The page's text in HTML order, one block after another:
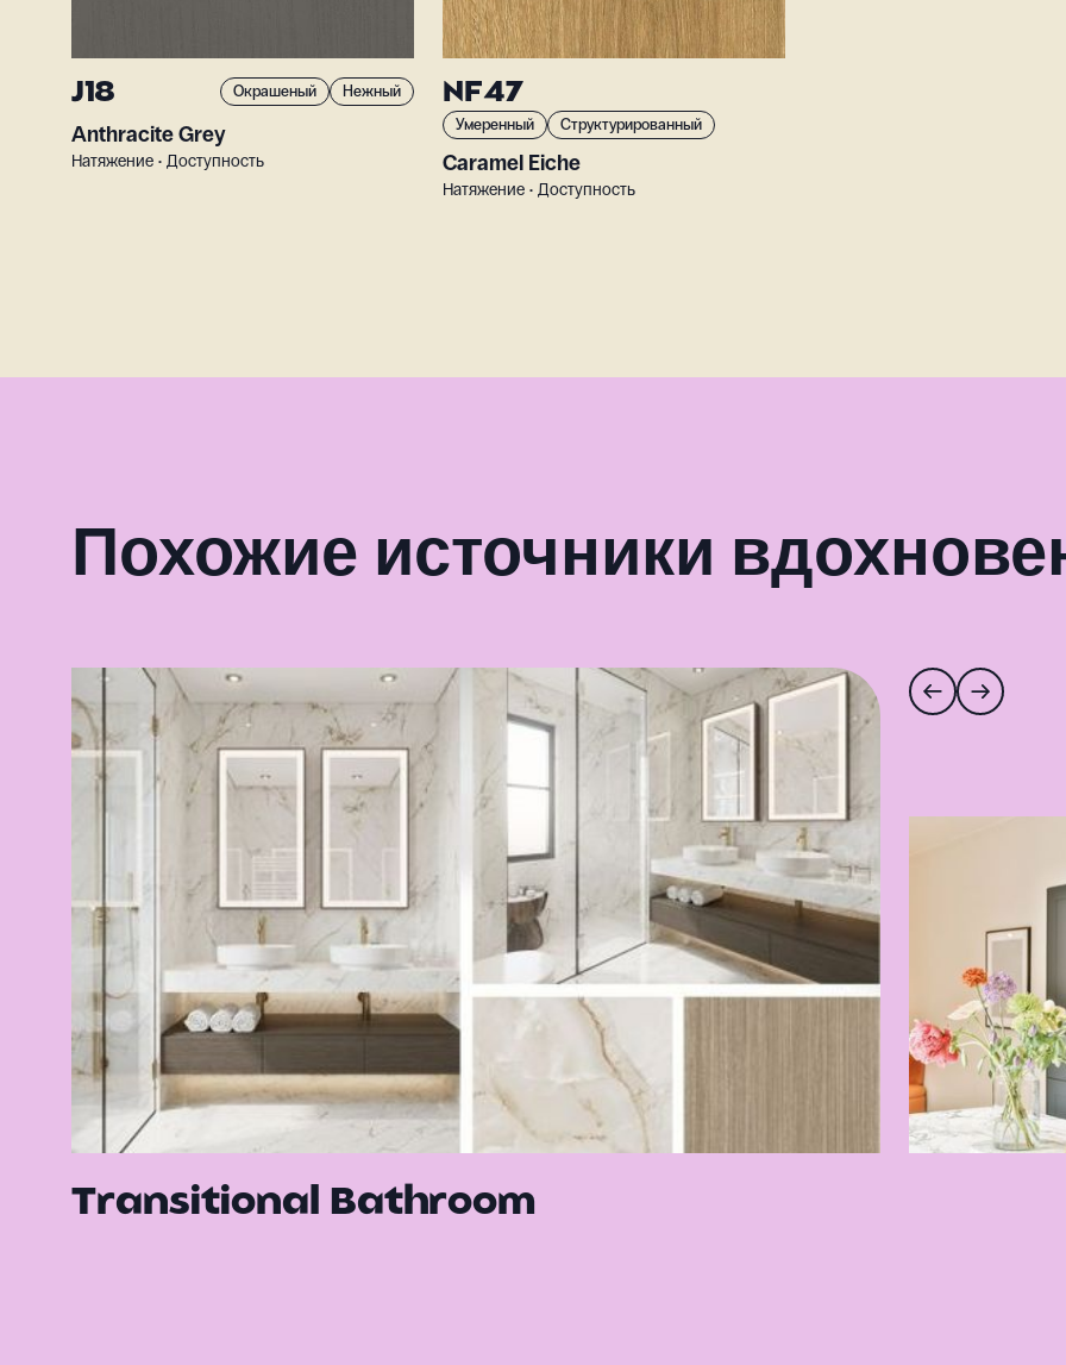
J18 Окрашеный Нежный
Anthracite Grey
Натяжение • Доступность
NF47
Умеренный Структурированный
Caramel Eiche
Натяжение • Доступность
Похожие источники
Transitional Bathroom